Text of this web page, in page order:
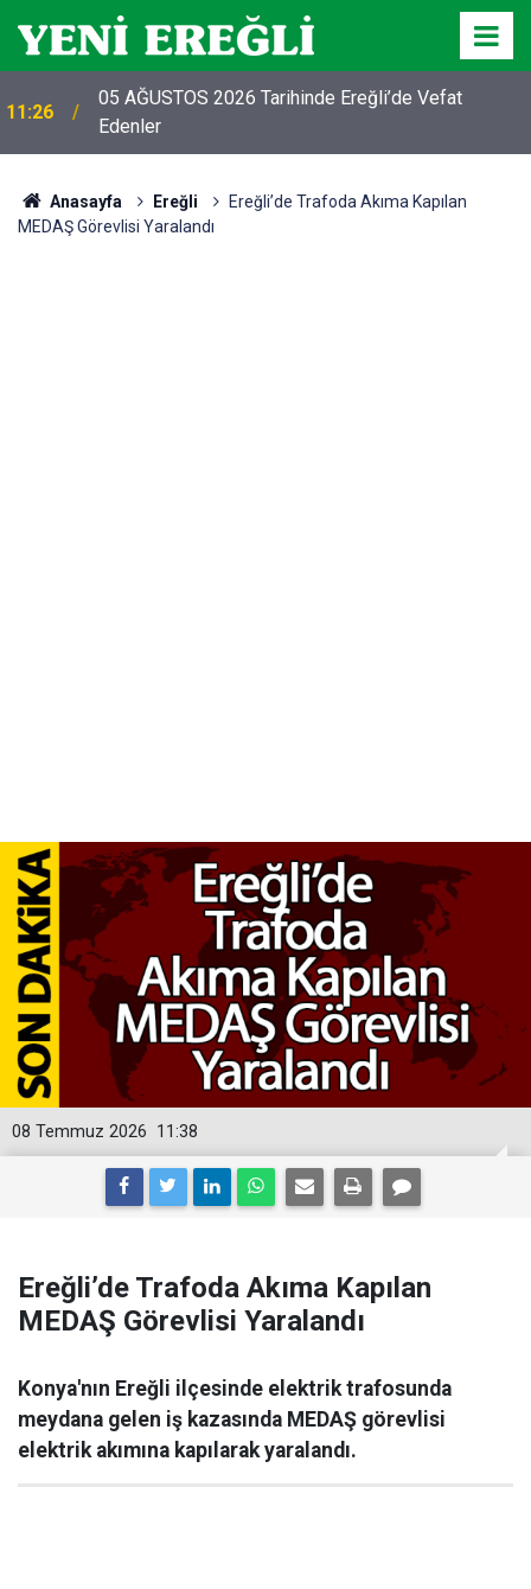
11:26
05 AĞUSTOS 2026 Tarihinde Ereğli’de Vefat
Edenler
Anasayfa Ereğli
Ereğli’de Trafoda Akıma Kapılan
MEDAŞ Görevlisi Yaralandı
11:38
08 Temmuz 2026
Ereğli’de Trafoda Akıma Kapılan
MEDAŞ Görevlisi Yaralandı
Konya'nın Ereğli ilçesinde elektrik trafosunda
meydana gelen iş kazasında MEDAŞ görevlisi
elektrik akımına kapılarak yaralandı.